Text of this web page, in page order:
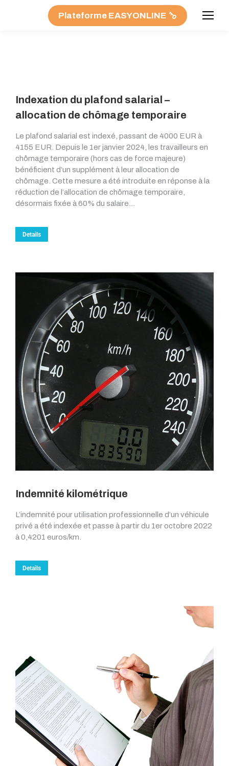
Plateforme EASYONLINE
Indexation du plafond salarial –
allocation de chômage temporaire
Le plafond salarial est indexé, passant de 4000 EUR à
4155 EUR. Depuis le 1er janvier 2024, les travailleurs en
chômage temporaire (hors cas de force majeure)
bénéficient d’un supplément à leur allocation de
chômage. Cette mesure a été introduite en réponse à la
réduction de l’allocation de chômage temporaire,
désormais fixée à 60% du salaire…
Details
Indemnité kilométrique
L’indemnité pour utilisation professionnelle d’un véhicule
privé a été indexée et passe à partir du 1er octobre 2022
à 0,4201 euros/km.
Details